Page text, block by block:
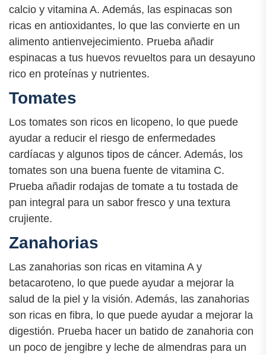
calcio y vitamina A. Además, las espinacas son
ricas en antioxidantes, lo que las convierte en un
alimento antienvejecimiento. Prueba añadir
espinacas a tus huevos revueltos para un desayuno
rico en proteínas y nutrientes.
Tomates
Los tomates son ricos en licopeno, lo que puede
ayudar a reducir el riesgo de enfermedades
cardíacas y algunos tipos de cáncer. Además, los
tomates son una buena fuente de vitamina C.
Prueba añadir rodajas de tomate a tu tostada de
pan integral para un sabor fresco y una textura
crujiente.
Zanahorias
Las zanahorias son ricas en vitamina A y
betacaroteno, lo que puede ayudar a mejorar la
salud de la piel y la visión. Además, las zanahorias
son ricas en fibra, lo que puede ayudar a mejorar la
digestión. Prueba hacer un batido de zanahoria con
un poco de jengibre y leche de almendras para un